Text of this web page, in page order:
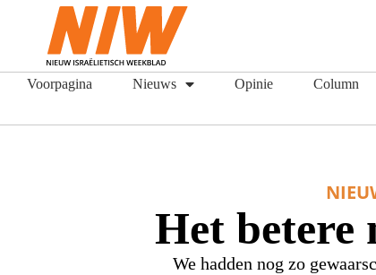
Voorpagina Nieuws Opinie Column
Het betere
We hadden nog zo